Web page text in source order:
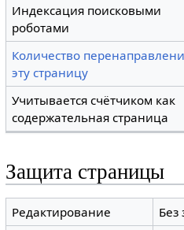
Индексация поисковыми
роботами
Количество
эту страницу
Учитывается счётчиком как
содержательная страница
Защита страницы
Редактирование
Без